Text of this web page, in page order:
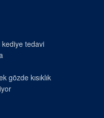
kediye tedavi
gözde kısıklık